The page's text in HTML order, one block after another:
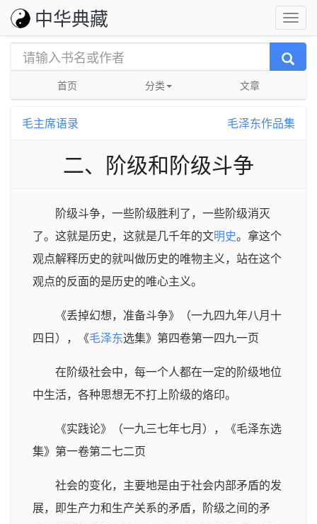
中华典藏
首页 分类 文章
毛主席语录 毛泽东作品集
二、阶级和阶级斗争
阶级斗争，一些阶级胜利了，一些阶级消灭
了。这就是历史，这就是几千年的文明史。拿这个
观点解释历史的就叫做历史的唯物主义，站在这个
观点的反面的是历史的唯心主义。
《丢掉幻想，准备斗争》（一九四九年八月十
四日），《毛泽东选集》第四卷第一四九一页
在阶级社会中，每一个人都在一定的阶级地位
中生活，各种思想无不打上阶级的烙印。
《实践论》（一九三七年七月），《毛泽东选
集》第一卷第二七二页
社会的变化，主要地是由于社会内部矛盾的发
展，即生产力和生产关系的矛盾，阶级之间的矛